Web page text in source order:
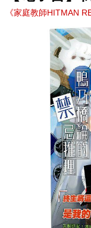
《家庭教師HITMAN